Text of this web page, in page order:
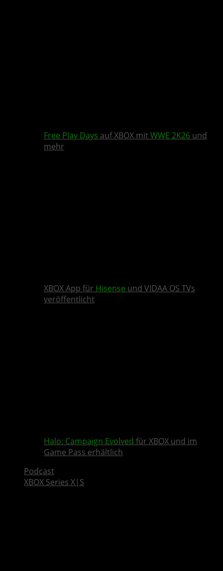
Free Play Days auf XBOX mit WWE 2K26 und
mehr
XBOX App für Hisense und VIDAA OS TVs
veröffentlicht
Halo: Campaign Evolved für XBOX und im
Game Pass erhältlich
Podcast
XBOX Series X|S